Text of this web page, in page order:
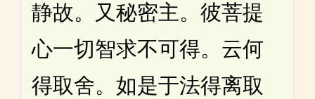
静故。又秘密主。彼菩提
心一切智求不可得。云何
得取舍。如是于法得离取